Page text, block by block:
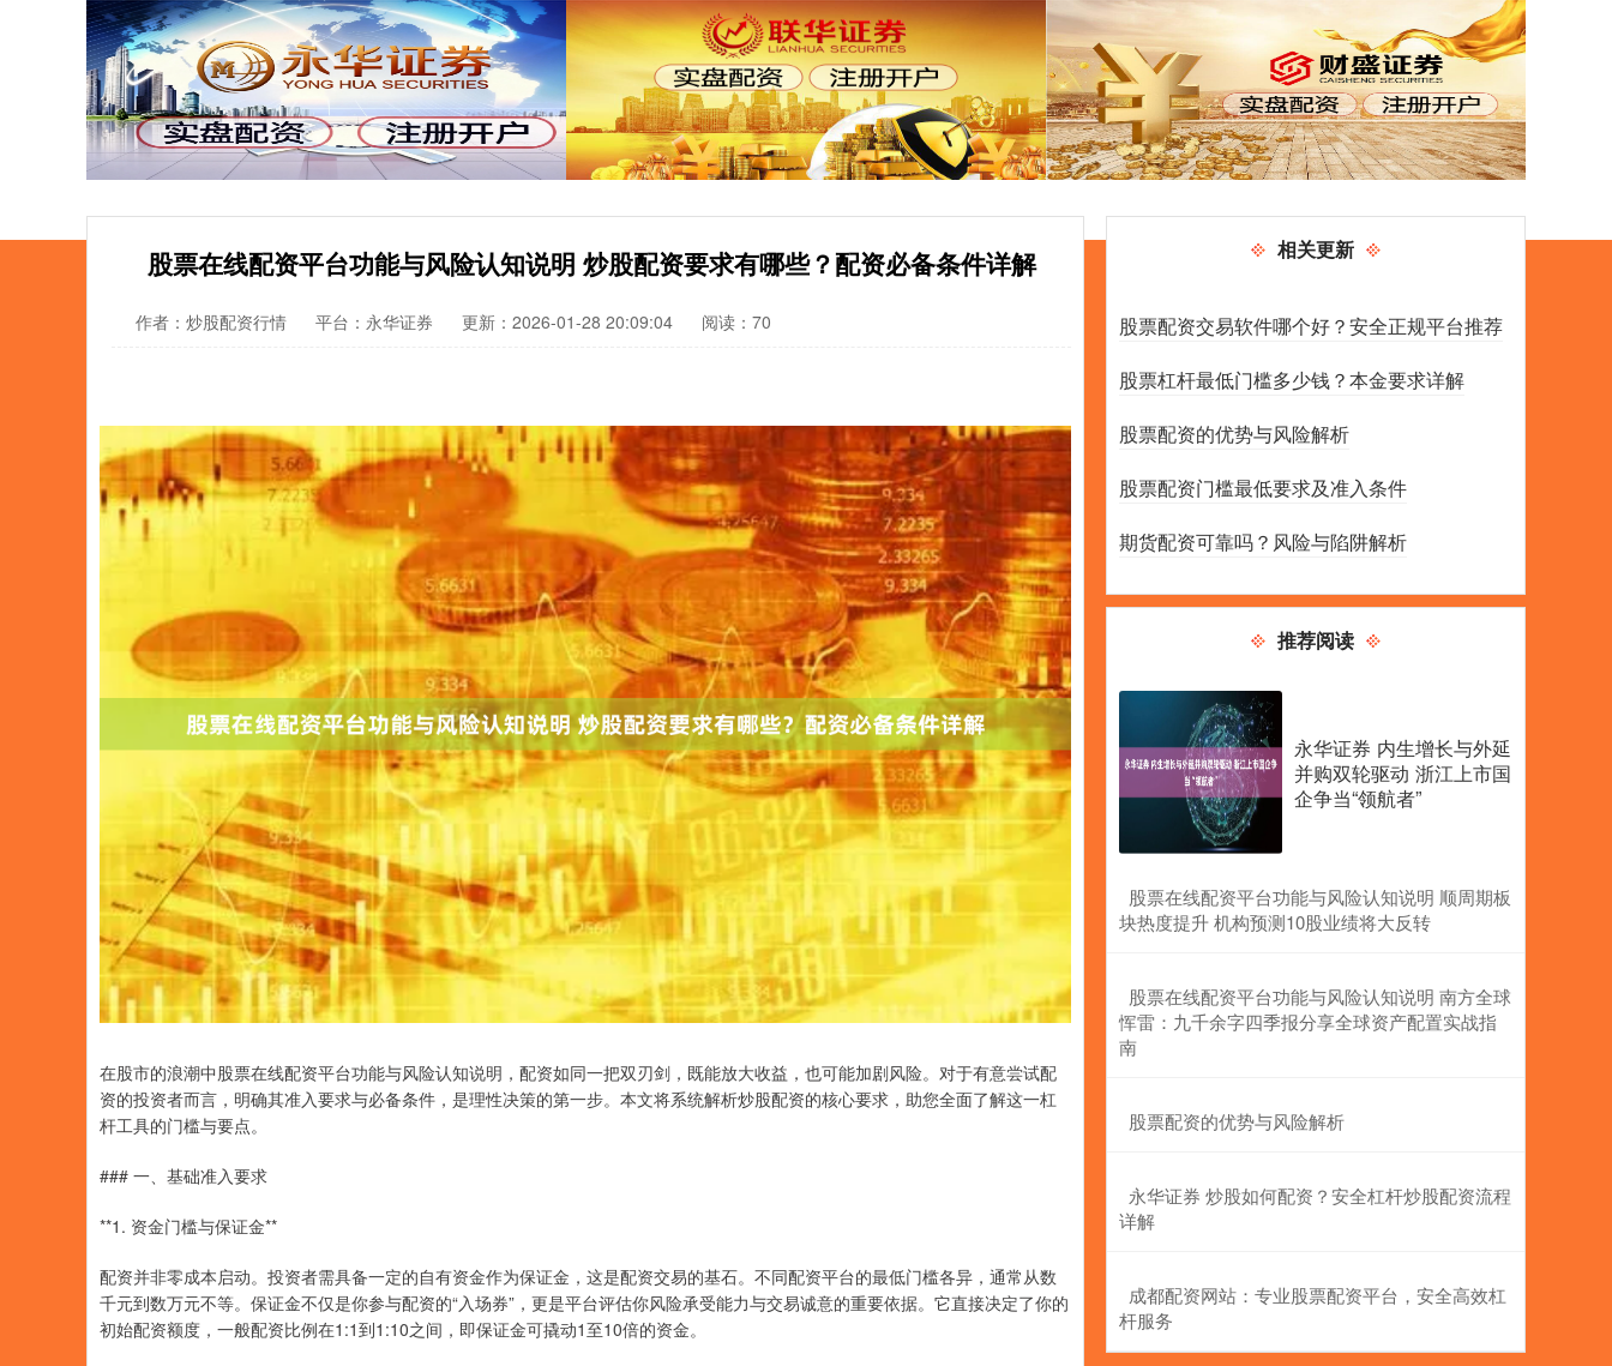
股票在线配资平台功能与风险认知说明 炒股配资要求有哪些？配资必备条件详解
作者：炒股配资行情 平台：永华证券 更新：2026-01-28 20:09:04 阅读：70
在股市的浪潮中股票在线配资平台功能与风险认知说明，配资如同一把双刃剑，既能放大收益，也可能加剧风险。对于有意尝试配
资的投资者而言，明确其准入要求与必备条件，是理性决策的第一步。本文将系统解析炒股配资的核心要求，助您全面了解这一杠
杆工具的门槛与要点。
### 一、基础准入要求
**1. 资金门槛与保证金**
配资并非零成本启动。投资者需具备一定的自有资金作为保证金，这是配资交易的基石。不同配资平台的最低门槛各异，通常从数
千元到数万元不等。保证金不仅是你参与配资的“入场券”，更是平台评估你风险承受能力与交易诚意的重要依据。它直接决定了你的
初始配资额度，一般配资比例在1:1到1:10之间，即保证金可撬动1至10倍的资金。
相关更新
股票配资交易软件哪个好？安全正规平台推荐
股票杠杆最低门槛多少钱？本金要求详解
股票配资的优势与风险解析
股票配资门槛最低要求及准入条件
期货配资可靠吗？风险与陷阱解析
推荐阅读
永华证券 内生增长与外延
并购双轮驱动 浙江上市国
企争当“领航者”
​股票在线配资平台功能与风险认知说明 顺周期板
块热度提升 机构预测10股业绩将大反转
​股票在线配资平台功能与风险认知说明 南方全球
恽雷：九千余字四季报分享全球资产配置实战指
南
​股票配资的优势与风险解析
​永华证券 炒股如何配资？安全杠杆炒股配资流程
详解
​成都配资网站：专业股票配资平台，安全高效杠
杆服务